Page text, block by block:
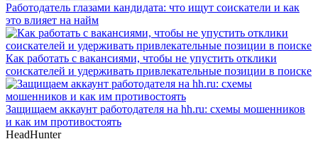
Работодатель глазами кандидата: что ищут соискатели и как
это влияет на найм
Как работать с вакансиями, чтобы не упустить отклики
соискателей и удерживать привлекательные позиции в поиске
Защищаем аккаунт работодателя на hh.ru: схемы мошенников
и как им противостоять
HeadHunter